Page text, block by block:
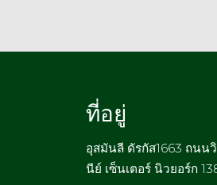
ที่อยู่
อุสมันลี ดัรกัส1663 ถนน
นีย์ เซ็นเตอร์ นิวยอร์ก